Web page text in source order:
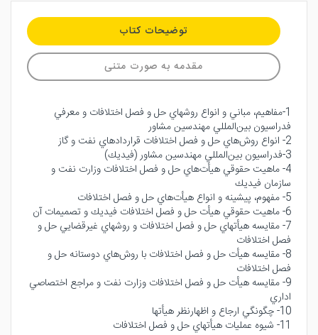
توضیحات کتاب
مقدمه به صورت متنی
1-مفاهيم، مباني و انواع روشهاي حل و فصل اختلافات و معرفي
فدراسيون بين‌المللي مهندسين مشاور
2- انواع روش‌ها‌ي حل و فصل اختلافات قراردادهاي نفت و گاز
3-فدراسيون بين‌المللي مهندسين مشاور (فيديك)
4- ماهيت حقوقي هيأت‌هاي حل و فصل اختلافات وزارت نفت و
سازمان فيديك
5- مفهوم، پيشينه و انواع هيأت‌هاي حل و فصل اختلافات
6- ماهيت حقوقي هيأت حل و فصل اختلافات فيديك و تصميمات آن
7- مقايسه هيأتهاي حل و فصل اختلافات و روشهاي غيرقضايي حل و
فصل اختلافات
8- مقايسه هيأت حل و فصل اختلافات با روش‌ها‌ي دوستانه حل و
فصل اختلافات
9- مقايسه هيأت حل و فصل اختلافات وزارت نفت و مراجع اختصاصي
اداري
10- چگونگي ارجاع و اظهارنظر هيأتها
11- شيوه عمليات هيأتهاي حل و فصل اختلافات